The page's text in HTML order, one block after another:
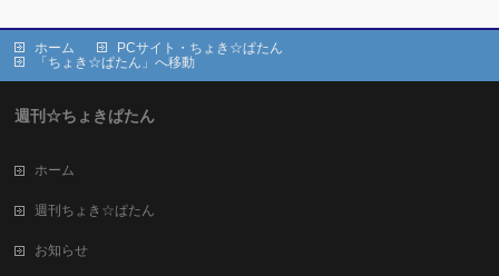
ホーム
PCサイト・ちょき☆ぱたん
「ちょき☆ぱたん」へ移動
週刊☆ちょきぱたん
ホーム
週刊ちょき☆ぱたん
お知らせ